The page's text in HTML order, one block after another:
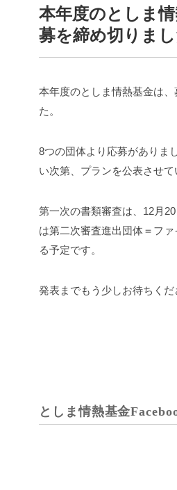
本年度のとしま
募を締め切りまし
本年度のとしま情熱基金は
た。
8つの団体より応募がありま
い次第、プランを公表させて
第一次の書類審査は、12月
は第二次審査進出団体＝フ
る予定です。
発表までもう少しお待ちくだ
としま情熱基金